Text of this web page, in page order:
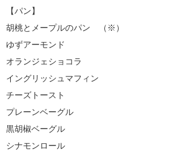
【パン】
胡桃とメープルのパン （※）
ゆずアーモンド
オランジェショコラ
イングリッシュマフィン
チーズトースト
プレーンベーグル
黒胡椒ベーグル
シナモンロール